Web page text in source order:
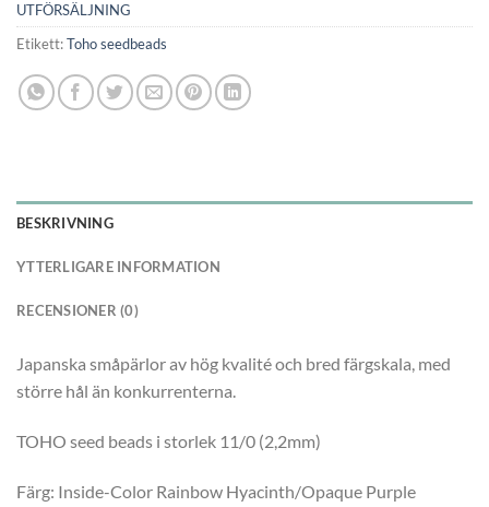
UTFÖRSÄLJNING
Etikett:Toho seedbeads
BESKRIVNING
YTTERLIGARE INFORMATION
RECENSIONER (0)
Japanska småpärlor av hög kvalité och bred färgskala, med
större hål än konkurrenterna.
TOHO seed beads i storlek 11/0 (2,2mm)
Färg: Inside-Color Rainbow Hyacinth/Opaque Purple